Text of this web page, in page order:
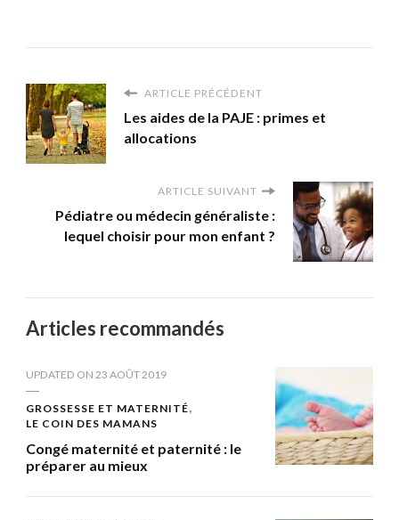
ARTICLE PRÉCÉDENT
Les aides de la PAJE : primes et
allocations
ARTICLE SUIVANT
Pédiatre ou médecin généraliste :
lequel choisir pour mon enfant ?
Articles recommandés
UPDATED ON 23 AOÛT 2019
GROSSESSE ET MATERNITÉ
LE COIN DES MAMANS
Congé maternité et paternité : le
préparer au mieux